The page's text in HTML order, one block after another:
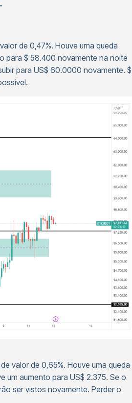
de 0,47%. Houve uma queda
para $ 58.400 novamente na noite
para US$ 60.0000 novamente. $
valor de 0,65%. Houve uma queda
um aumento para US$ 2.375. Se o
ser vistos novamente. Perder o